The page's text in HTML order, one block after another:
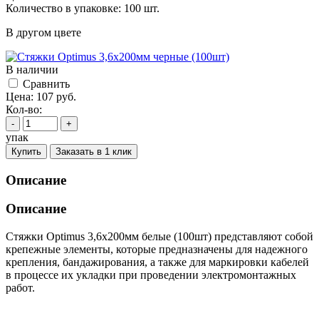
Количество в упаковке: 100 шт.
В другом цвете
В наличии
Cравнить
Цена: 107 руб.
Кол-во:
- +
упак
Купить Заказать в 1 клик
Описание
Описание
Стяжки Optimus 3,6x200мм белые (100шт) представляют собой
крепежные элементы, которые предназначены для надежного
крепления, бандажирования, а также для маркировки кабелей
в процессе их укладки при проведении электромонтажных
работ.